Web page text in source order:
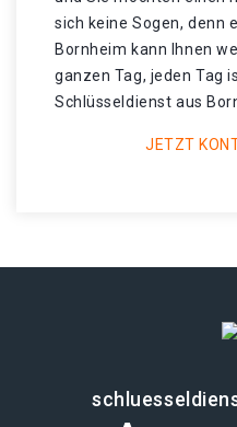
sich keine Sogen, denn
Bornheim kann Ihnen
ganzen Tag, jeden Tag
Schlüsseldienst aus
JETZT